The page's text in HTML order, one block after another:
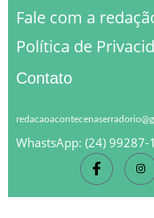
Fale com a
Política de
Contato
WhastsApp: (24) 99287-